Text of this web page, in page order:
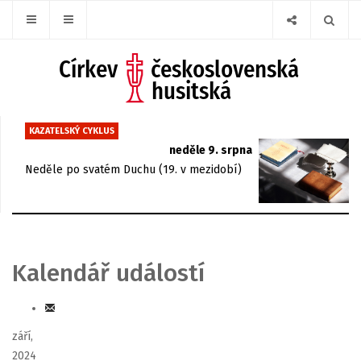
KAZATELSKÝ CYKLUS
neděle 9. srpna
Neděle po svatém Duchu (19. v mezidobí)
Kalendář událostí
září,
2024